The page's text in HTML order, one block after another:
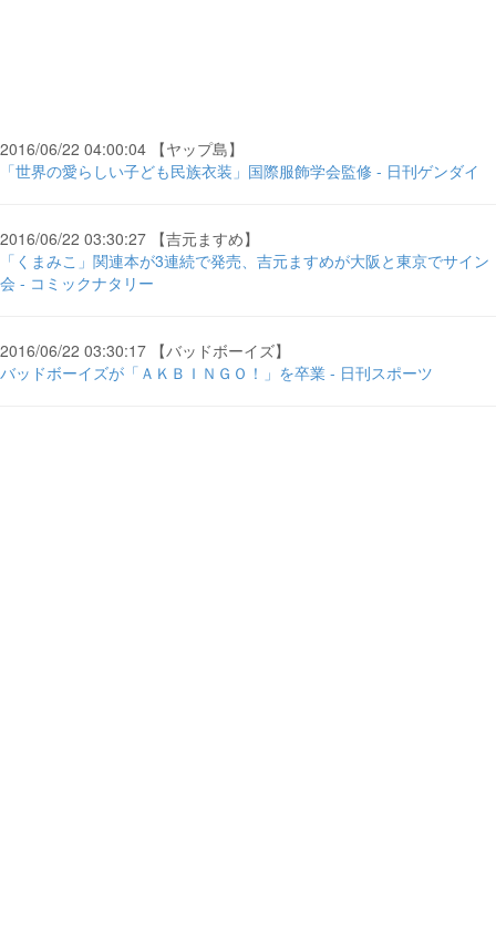
2016/06/22 04:00:04 【ヤップ島】
「世界の愛らしい子ども民族衣装」国際服飾学会監修 - 日刊ゲンダイ
2016/06/22 03:30:27 【吉元ますめ】
「くまみこ」関連本が3連続で発売、吉元ますめが大阪と東京でサイン
会 - コミックナタリー
2016/06/22 03:30:17 【バッドボーイズ】
バッドボーイズが「ＡＫＢＩＮＧＯ！」を卒業 - 日刊スポーツ